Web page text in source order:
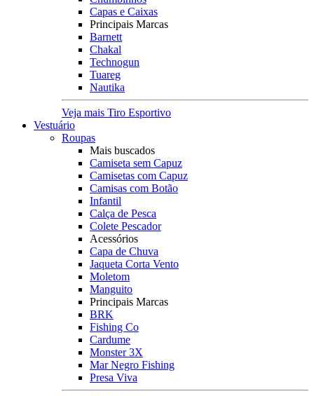
Capas e Caixas
Principais Marcas
Barnett
Chakal
Technogun
Tuareg
Nautika
Veja mais Tiro Esportivo
Vestuário
Roupas
Mais buscados
Camiseta sem Capuz
Camisetas com Capuz
Camisas com Botão
Infantil
Calça de Pesca
Colete Pescador
Acessórios
Capa de Chuva
Jaqueta Corta Vento
Moletom
Manguito
Principais Marcas
BRK
Fishing Co
Cardume
Monster 3X
Mar Negro Fishing
Presa Viva